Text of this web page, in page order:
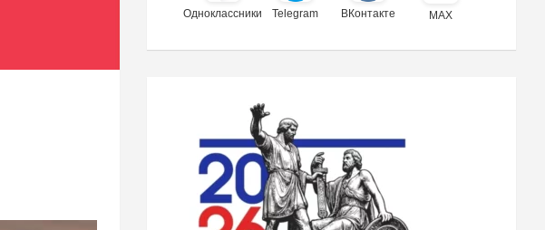
Одноклассники Telegram ВКонтакте MAX